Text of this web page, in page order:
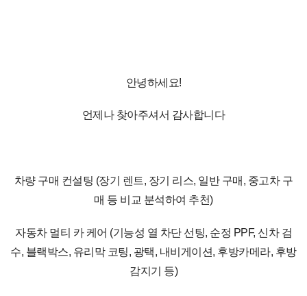
안녕하세요!
언제나 찾아주셔서 감사합니다
차량 구매 컨설팅 (장기 렌트, 장기 리스, 일반 구매, 중고차 구
매 등 비교 분석하여 추천)
자동차 멀티 카 케어 (기능성 열 차단 선팅, 순정 PPF, 신차 검
수, 블랙박스, 유리막 코팅, 광택, 내비게이션, 후방카메라, 후방
감지기 등)